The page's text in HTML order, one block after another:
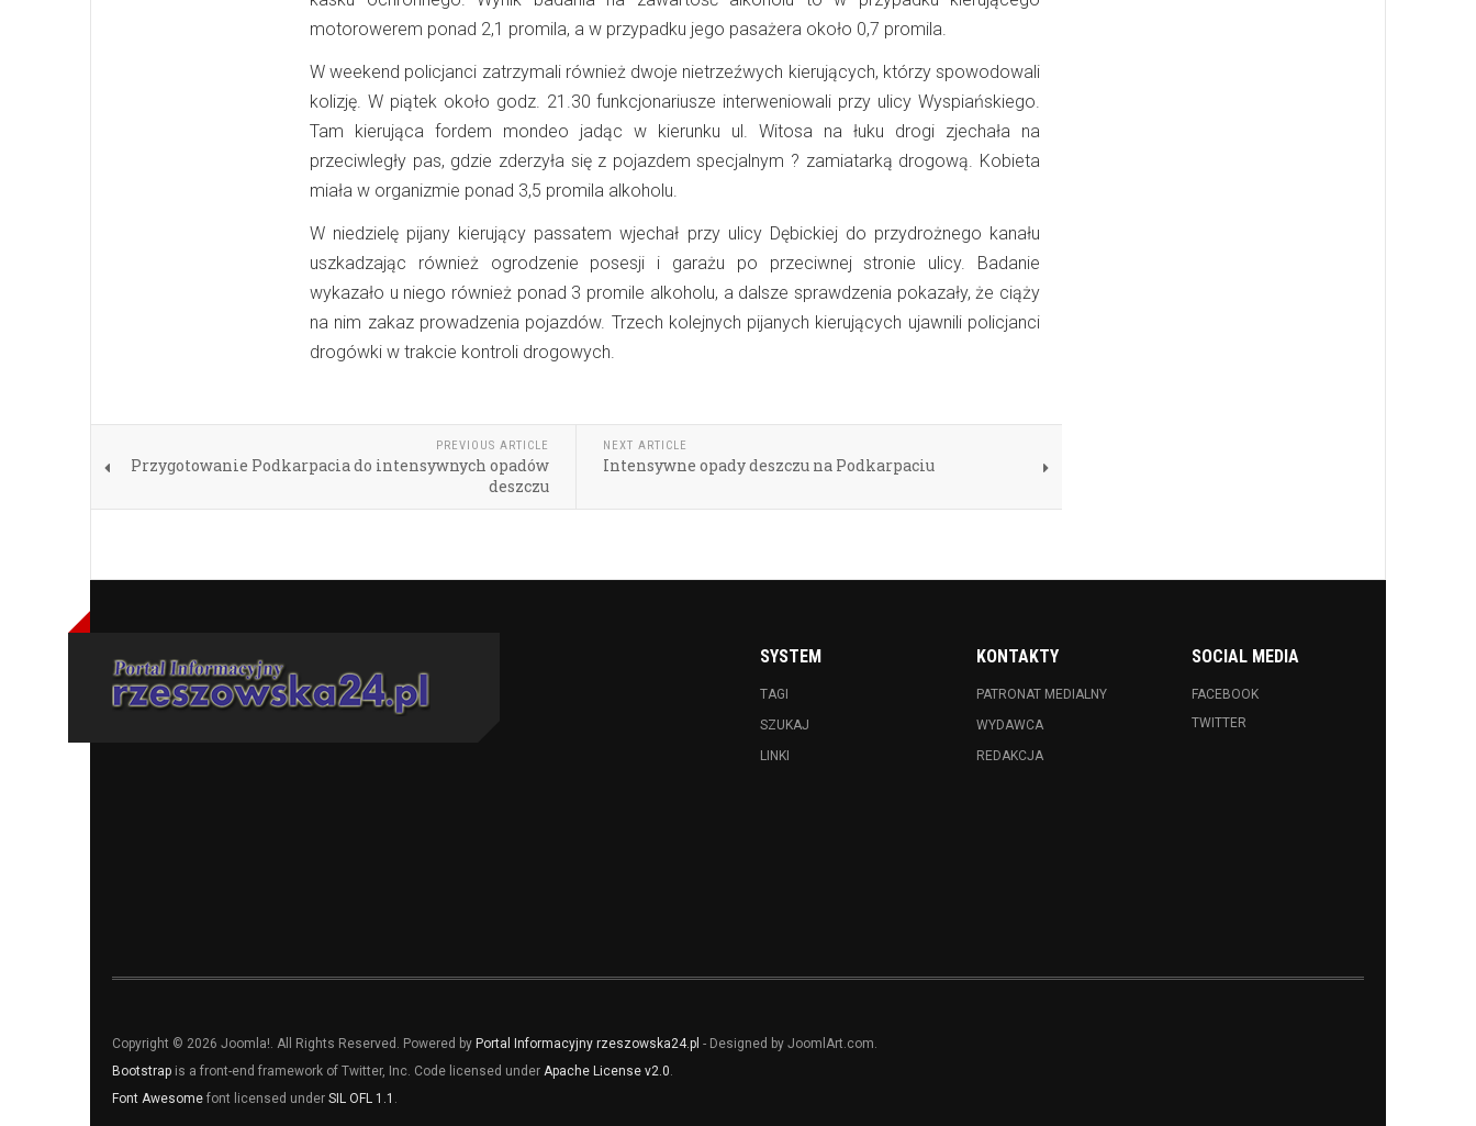
motorowerem ponad 2,1 promila, a w przypadku jego pasażera około 0,7 promila.
W weekend policjanci zatrzymali również dwoje nietrzeźwych kierujących, którzy spowodowali
kolizję. W piątek około godz. 21.30 funkcjonariusze interweniowali przy ulicy Wyspiańskiego.
Tam kierująca fordem mondeo jadąc w kierunku ul. Witosa na łuku drogi zjechała na
przeciwległy pas, gdzie zderzyła się z pojazdem specjalnym ? zamiatarką drogową. Kobieta
miała w organizmie ponad 3,5 promila alkoholu.
W niedzielę pijany kierujący passatem wjechał przy ulicy Dębickiej do przydrożnego kanału
uszkadzając również ogrodzenie posesji i garażu po przeciwnej stronie ulicy. Badanie
wykazało u niego również ponad 3 promile alkoholu, a dalsze sprawdzenia pokazały, że ciąży
na nim zakaz prowadzenia pojazdów. Trzech kolejnych pijanych kierujących ujawnili policjanci
drogówki w trakcie kontroli drogowych.
PREVIOUS ARTICLE
Przygotowanie Podkarpacia do intensywnych opadów
deszczu
NEXT ARTICLE
Intensywne opady deszczu na Podkarpaciu
SYSTEM
TAGI
SZUKAJ
LINKI
KONTAKTY
PATRONAT MEDIALNY
WYDAWCA
REDAKCJA
SOCIAL MEDIA
FACEBOOK
TWITTER
Copyright © 2026 Joomla!. All Rights Reserved. Powered by Portal Informacyjny rzeszowska24.pl - Designed by JoomlArt.com.
Bootstrap is a front-end framework of Twitter, Inc. Code licensed under Apache License v2.0.
Font Awesome font licensed under SIL OFL 1.1 .